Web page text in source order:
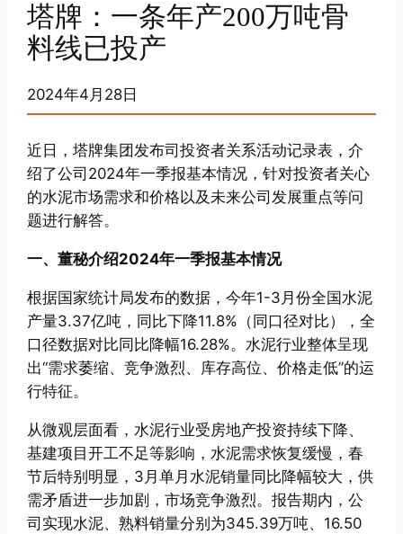
塔牌：一条年产200万吨骨
料线已投产
2024年4月28日
近日，塔牌集团发布司投资者关系活动记录表，介
绍了公司2024年一季报基本情况，针对投资者关心
的水泥市场需求和价格以及未来公司发展重点等问
题进行解答。
一、董秘介绍2024年一季报基本情况
根据国家统计局发布的数据，今年1-3月份全国水泥
产量3.37亿吨，同比下降11.8%（同口径对比），全
口径数据对比同比降幅16.28%。水泥行业整体呈现
出“需求萎缩、竞争激烈、库存高位、价格走低”的运
行特征。
从微观层面看，水泥行业受房地产投资持续下降、
基建项目开工不足等影响，水泥需求恢复缓慢，春
节后特别明显，3月单月水泥销量同比降幅较大，供
需矛盾进一步加剧，市场竞争激烈。报告期内，公
司实现水泥、熟料销量分别为345.39万吨、16.50